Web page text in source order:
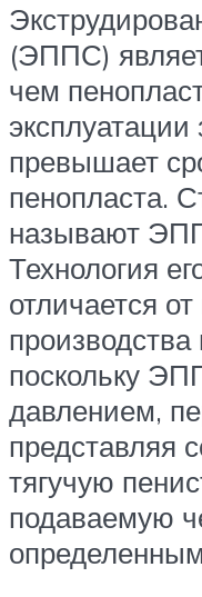
(ЭППС)
чем
эксплуатации
превышает
пенопласта.
называют
Технология
отличается
производства
поскольку
давлением,
представляя
тягучую
подаваемую